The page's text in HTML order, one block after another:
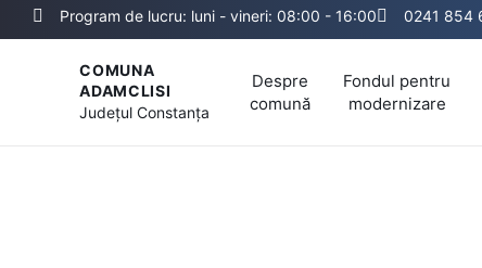
Program de lucru: luni - vineri: 08:00 - 16:00 0241 854
COMUNA
ADAMCLISI
JudețulConstanța
Despre
comună
Fondul pentru
modernizare